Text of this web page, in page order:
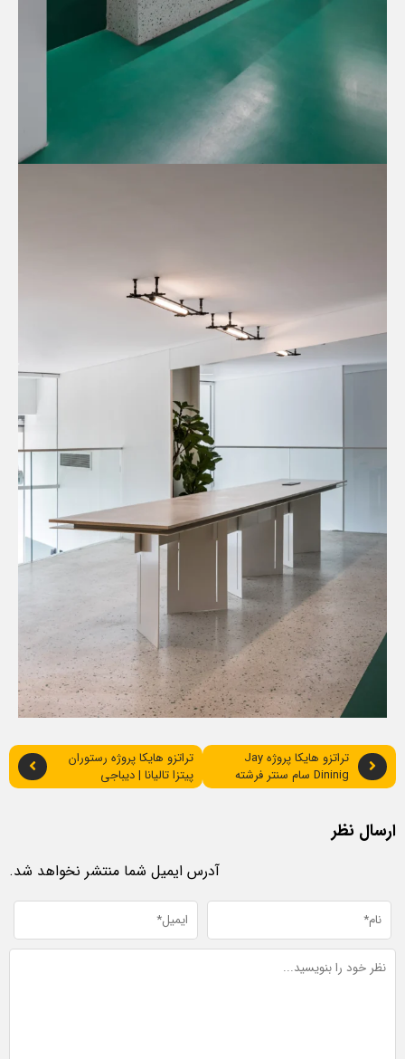
تراتزو هایکا پروژه Jay
Dininig سام سنتر فرشته
تراتزو هایکا پروژه رستوران
پیتزا تالیانا | دیباجی
ارسال نظر
آدرس ایمیل شما منتشر نخواهد شد.